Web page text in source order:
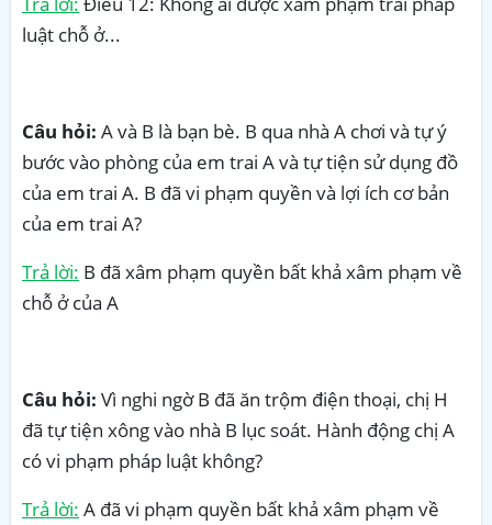
luật chỗ ở...
Câu hỏi: A và B là bạn bè. B qua nhà A chơi và tự ý
bước vào phòng của em trai A và tự tiện sử dụng đồ
của em trai A. B đã vi phạm quyền và lợi ích cơ bản
của em trai A?
Trả lời: B đã xâm phạm quyền bất khả xâm phạm về
chỗ ở của A
Câu hỏi: Vì nghi ngờ B đã ăn trộm điện thoại, chị H
đã tự tiện xông vào nhà B lục soát. Hành động chị A
có vi phạm pháp luật không?
Trả lời: A đã vi phạm quyền bất khả xâm phạm về